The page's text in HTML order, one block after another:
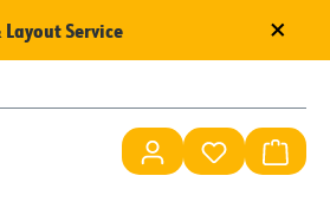
Service ×
Du hast 0